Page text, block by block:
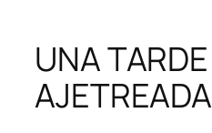
UNA TARDE
AJETREADA